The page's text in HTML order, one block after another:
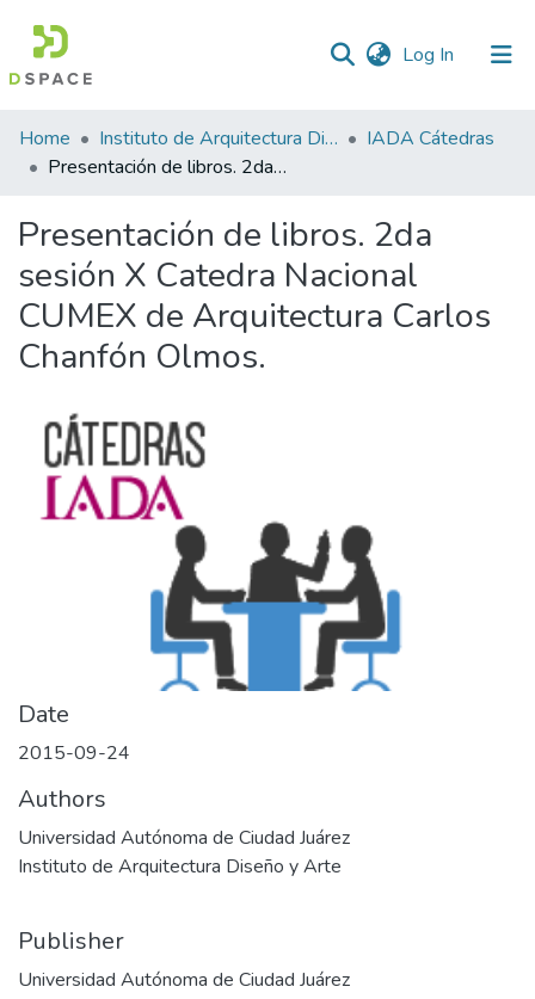
Log In (current)
Statistics
Home Instituto de Arquitectura Diseño y Arte
IADA Cátedras
Presentación de libros. 2da sesión X Catedra Nacional CUMEX de Arquitectura Carlos Chanfón Olmos.
Presentación de libros. 2da
sesión X Catedra Nacional
CUMEX de Arquitectura Carlos
Chanfón Olmos.
Date
2015-09-24
Authors
Universidad Autónoma de Ciudad Juárez
Instituto de Arquitectura Diseño y Arte
Publisher
Universidad Autónoma de Ciudad Juárez